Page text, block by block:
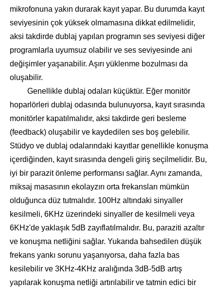
mikrofonuna yakın durarak kayıt yapar. Bu durumda kayıt
seviyesinin çok yüksek olmamasına dikkat edilmelidir,
aksi takdirde dublaj yapılan programın ses seviyesi diğer
programlarla uyumsuz olabilir ve ses seviyesinde ani
değişimler yaşanabilir. Aşırı yüklenme bozulması da
oluşabilir.
Genellikle dublaj odaları küçüktür. Eğer monitör
hoparlörleri dublaj odasında bulunuyorsa, kayıt sırasında
monitörler kapatılmalıdır, aksi takdirde geri besleme
(feedback) oluşabilir ve kaydedilen ses boş gelebilir.
Stüdyo ve dublaj odalarındaki kayıtlar genellikle konuşma
içerdiğinden, kayıt sırasında dengeli giriş seçilmelidir. Bu,
iyi bir parazit önleme performansı sağlar. Aynı zamanda,
miksaj masasının ekolayzırı orta frekansları mümkün
olduğunca düz tutmalıdır. 100Hz altındaki sinyaller
kesilmeli, 6KHz üzerindeki sinyaller de kesilmeli veya
6KHz'de yaklaşık 5dB zayıflatılmalıdır. Bu, paraziti azaltır
ve konuşma netliğini sağlar. Yukarıda bahsedilen düşük
frekans yankı sorunu yaşanıyorsa, daha fazla bas
kesilebilir ve 3KHz-4KHz aralığında 3dB-5dB artış
yapılarak konuşma netliği artırılabilir ve tatmin edici bir